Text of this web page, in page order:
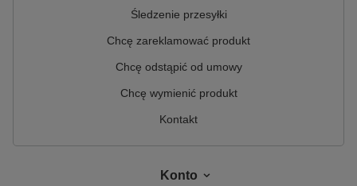
Śledzenie przesyłki
Chcę zareklamować produkt
Chcę odstąpić od umowy
Chcę wymienić produkt
Kontakt
Konto